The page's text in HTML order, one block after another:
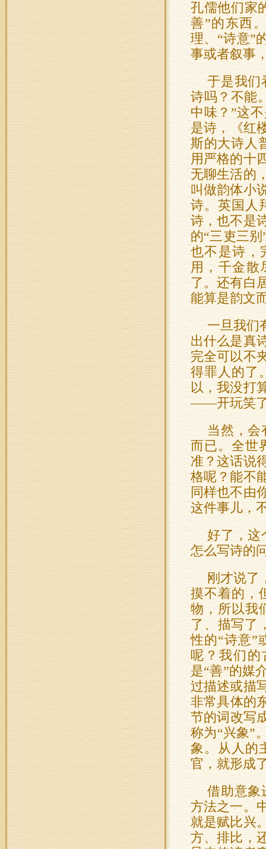
孔儒他们家
善”的东西
理、“诗意”
事或者叙事
于是我们
诗吗？不能
中味？”这
是诗，《红
斯的大诗人
用严格的十
无聊生活的
叫做韵体小
诗。英国人
诗，也不是
的“三吏三
也不是诗，
用，千金散
了。还有白
能算是韵文
一旦我们
出什么是真
完全可以不
得罪人的了
以，我没打
——开玩笑
当然，会
而已。全世
准？这话说
格呢？能不
同样也不由
这件事儿，
好了，这
怎么写诗的
刚才说了
摸不着的，
物，所以我
了、描写了
性的“诗意”
呢？我们的
是“善”的媒
过描述或描
非常具体的
节的词改写
称为“兴象”
象。从人的
官，就形成
借助意象
方法之一。
就是赋比兴
方、排比，